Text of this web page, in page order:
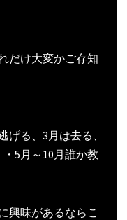
だけ大変かご存知
げる、3月は去る、
5月～10月誰か教
興味があるならこ